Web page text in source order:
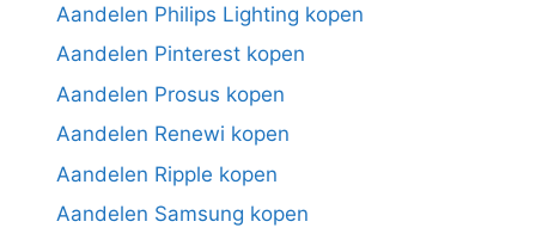
Aandelen Philips Lighting kopen
Aandelen Pinterest kopen
Aandelen Prosus kopen
Aandelen Renewi kopen
Aandelen Ripple kopen
Aandelen Samsung kopen